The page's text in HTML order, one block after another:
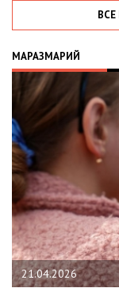
МАРАЗМАРИЙ
21.04.2026